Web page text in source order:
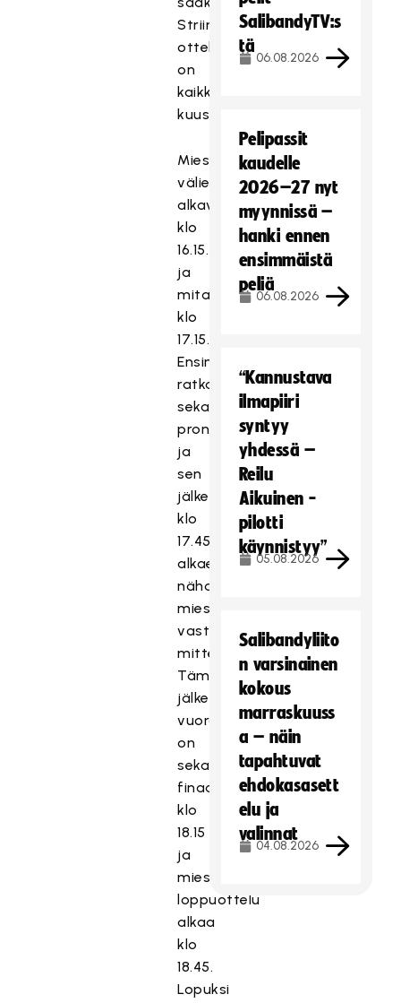
Striimattuja
otteluita
on
kaikkiaan
kuusi.
Miesten
välierät
alkavat
klo
16.15.
ja
mitalipelit
klo
17.15.
Ensin
ratkaistaan
sekasarjan
pronssi
ja
sen
jälkeen
klo
17.45
alkaen
nähdään
miesten
vastaava
mittelö.
Tämän
jälkeen
vuorossa
on
sekasarjan
finaali
klo
18.15
ja
miesten
loppuottelu
alkaa
klo
18.45.
Lopuksi
SalibandyTV:s
tä
06.08.2026
Pelipassit
kaudelle
2026–27 nyt
myynnissä –
hanki ennen
ensimmäistä
peliä
06.08.2026
“Kannustava
ilmapiiri
syntyy
yhdessä –
Reilu
Aikuinen -
pilotti
käynnistyy”
05.08.2026
Salibandyliito
n varsinainen
kokous
marraskuuss
a – näin
tapahtuvat
ehdokasasett
elu ja
valinnat
04.08.2026